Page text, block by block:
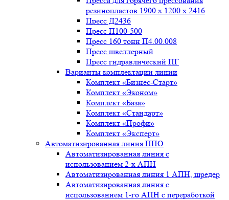
резинопластов 1900 х 1200 х 2416
Пресс Д2436
Пресс П100-500
Пресс 160 тонн П4.00.008
Пресс швеллерный
Пресс гидравлический ПГ
Варианты комплектации линии
Комплект «Бизнес-Старт»
Комплект «Эконом»
Комплект «База»
Комплект «Стандарт»
Комплект «Профи»
Комплект «Эксперт»
Автоматизированная линия ППО
Автоматизированная линия с
использованием 2-х АПН
Автоматизированная линия 1 АПН, шредер
Автоматизированная линия с
использованием 1-го АПН с переработкой